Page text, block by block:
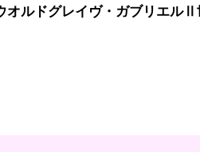
オルドグレイヴ・ガブリエルⅡ